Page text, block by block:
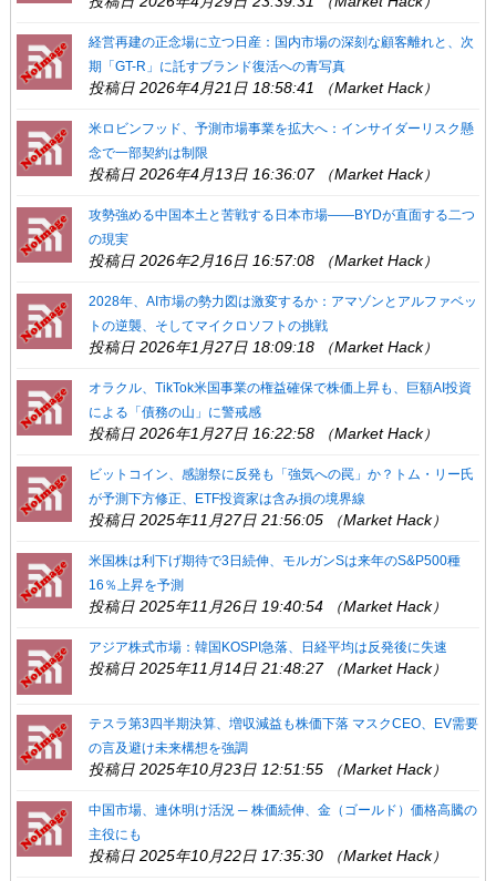
経営再建の正念場に立つ日産：国内市場の深刻な顧客離れと、次
期「GT-R」に託すブランド復活への青写真
投稿日 2026年4月21日 18:58:41 （Market Hack）
米ロビンフッド、予測市場事業を拡大へ：インサイダーリスク懸
念で一部契約は制限
投稿日 2026年4月13日 16:36:07 （Market Hack）
攻勢強める中国本土と苦戦する日本市場――BYDが直面する二つ
の現実
投稿日 2026年2月16日 16:57:08 （Market Hack）
2028年、AI市場の勢力図は激変するか：アマゾンとアルファベッ
トの逆襲、そしてマイクロソフトの挑戦
投稿日 2026年1月27日 18:09:18 （Market Hack）
オラクル、TikTok米国事業の権益確保で株価上昇も、巨額AI投資
による「債務の山」に警戒感
投稿日 2026年1月27日 16:22:58 （Market Hack）
ビットコイン、感謝祭に反発も「強気への罠」か？トム・リー氏
が予測下方修正、ETF投資家は含み損の境界線
投稿日 2025年11月27日 21:56:05 （Market Hack）
米国株は利下げ期待で3日続伸、モルガンSは来年のS&P500種
16％上昇を予測
投稿日 2025年11月26日 19:40:54 （Market Hack）
アジア株式市場：韓国KOSPI急落、日経平均は反発後に失速
投稿日 2025年11月14日 21:48:27 （Market Hack）
テスラ第3四半期決算、増収減益も株価下落 マスクCEO、EV需要
の言及避け未来構想を強調
投稿日 2025年10月23日 12:51:55 （Market Hack）
中国市場、連休明け活況 ─ 株価続伸、金（ゴールド）価格高騰の
主役にも
投稿日 2025年10月22日 17:35:30 （Market Hack）